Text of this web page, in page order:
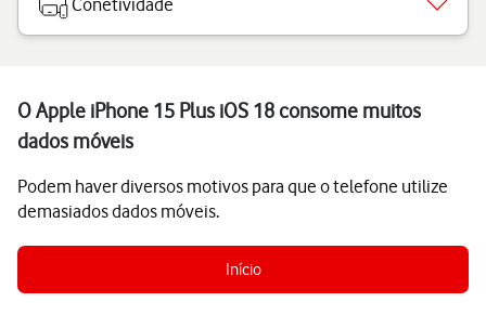
Conetividade
O Apple iPhone 15 Plus iOS 18 consome muitos
dados móveis
Podem haver diversos motivos para que o telefone utilize
demasiados dados móveis.
Início